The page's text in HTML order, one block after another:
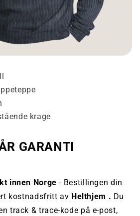
krage
GARANTI
innen Norge - Bestillingen din
kostnadsfritt av Helthjem . Du
track & trace-kode på e-post,